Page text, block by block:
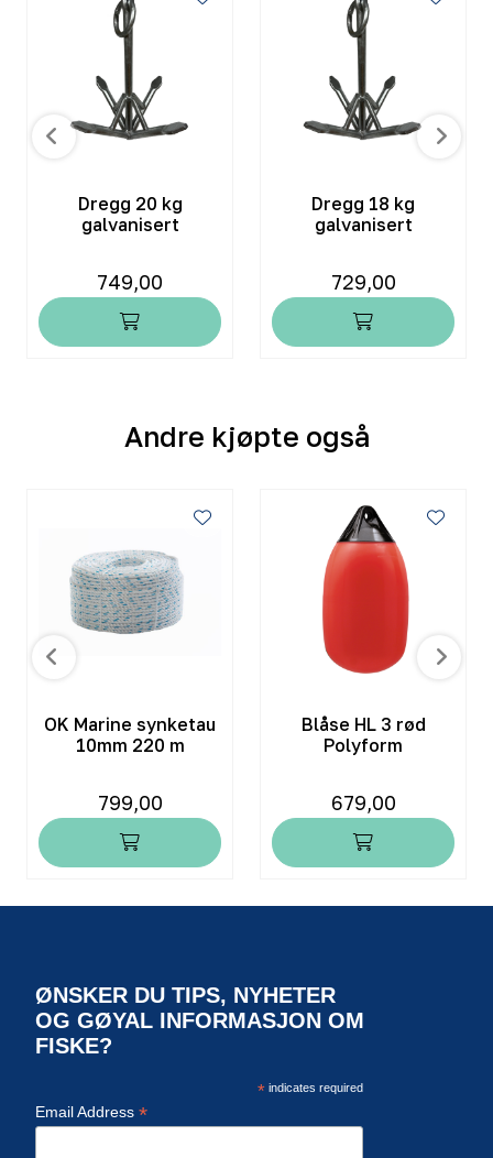
Dregg 20 kg
galvanisert
749,00
Dregg 18 kg
galvanisert
729,00
Andre kjøpte også
OK Marine synketau
10mm 220 m
799,00
Blåse HL 3 rød
Polyform
679,00
ØNSKER DU TIPS, NYHETER
OG GØYAL INFORMASJON OM
FISKE?
*indicates required
Email Address *